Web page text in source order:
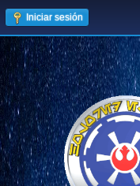
Iniciar sesión